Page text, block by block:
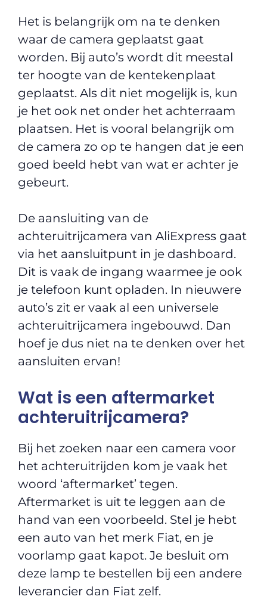
Het is belangrijk om na te denken
waar de camera geplaatst gaat
worden. Bij auto’s wordt dit meestal
ter hoogte van de kentekenplaat
geplaatst. Als dit niet mogelijk is, kun
je het ook net onder het achterraam
plaatsen. Het is vooral belangrijk om
de camera zo op te hangen dat je een
goed beeld hebt van wat er achter je
gebeurt.
De aansluiting van de
achteruitrijcamera van AliExpress gaat
via het aansluitpunt in je dashboard.
Dit is vaak de ingang waarmee je ook
je telefoon kunt opladen. In nieuwere
auto’s zit er vaak al een universele
achteruitrijcamera ingebouwd. Dan
hoef je dus niet na te denken over het
aansluiten ervan!
Wat is een aftermarket
achteruitrijcamera?
Bij het zoeken naar een camera voor
het achteruitrijden kom je vaak het
woord ‘aftermarket’ tegen.
Aftermarket is uit te leggen aan de
hand van een voorbeeld. Stel je hebt
een auto van het merk Fiat, en je
voorlamp gaat kapot. Je besluit om
deze lamp te bestellen bij een andere
leverancier dan Fiat zelf.